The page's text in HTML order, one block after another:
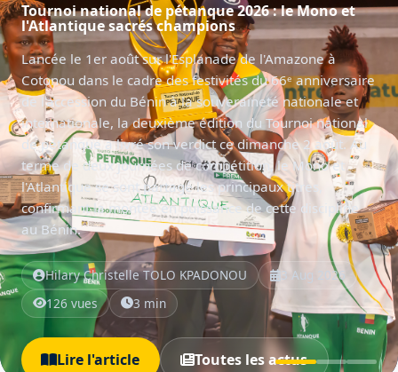
Tournoi national de pétanque 2026 : la deuxième
édition lancée sous le signe de la cohésion
nationale
Le Gouvernement béninois a donné, samedi 1er août
sur l'Esplanade de l'Amazone à Cotonou, le coup d'envoi
de la deuxième édition du Tournoi national de
pétanque. Organisée dans le cadre des manifestations
officielles marquant le 66ᵉ anniversaire de l'accession
du Bénin à la souveraineté nationale et internationale,
la compétition réunit des équipes venues des douze
départements du pays.
Hilary Christelle TOLO KPADONOU
2 Aug 2026
88 vues
2 min
Lire l'article Toutes les actus